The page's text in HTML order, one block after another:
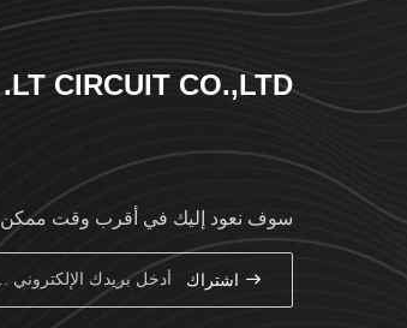
LT CIRCUIT CO.,LTD.
سوف نعود إليك في أقرب وقت ممكن
اشتراك